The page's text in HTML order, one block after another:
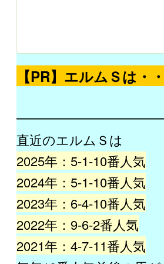
【PR】エルムＳは・
直近のエルムＳは
2025年：5-1-10番人気
2024年：5-1-10番人気
2023年：6-4-10番人気
2022年：9-6-2番人気
2021年：4-7-11番人気